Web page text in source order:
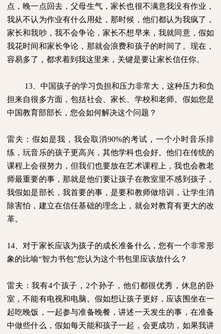
点，晚一点回去，父母生气，家长也很不满意我没有作业，
我从不认为作业有什么用处，那时候，他们都认为我疯了，
家长和我吵，我不会争论，家长不想早来，我就同意，假如
我花时间和家长争论，那就会浪费和孩子的时间了。现在，
容易多了，都求着到我这里来，关键是要让家长信任你。
13 、中国孩子的学习负担和压力非常大，这种压力和负
担来自很多方面，包括社会、家长、学校和老师。假如您是
中国教育部部长，您会如何解决这个问题？
雷夫：假如是我，我会取消90%的考试，一个小时音乐排
练，玩音乐的孩子更高兴，其他学科也会好。他们在传统的
课程上会很努力，但我们也要放在艺术课程上，我也会教老
师最重要的事，那就是他们要让孩子在教室里不感到孩子，
我假如是部长，我首要的事，是要和教师做培训，让学生消
除害怕，建立在信任基础的理念上，就会对教育有更大的改
革。
14 、对于家长应该为孩子的成长准备什么，您有一个非常形
象的比喻“智力书包”您认为这个书包里应该放什么？
雷夫：我有4个孩子， 2个孙子，他们都很优秀，休息的卧
室，不能有电视和电脑。假如想让孩子更好，应该围坐在一
起吃晚饭，一起参与准备晚餐，讲述一天发生的事，在准备
中做些什么，假如每天能和孩子一起，会更成功，如果我讲